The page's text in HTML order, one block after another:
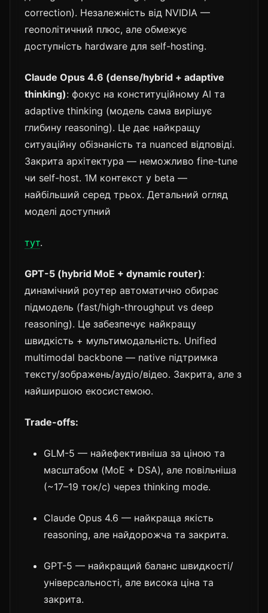
correction). Незалежність від NVIDIA —
геополітичний плюс, але обмежує
доступність hardware для self-hosting.
Claude Opus 4.6 (dense/hybrid + adaptive
thinking): фокус на конституційному AI та
adaptive thinking (модель сама вирішує
глибину reasoning). Це дає найкращу
ситуаційну обізнаність та nuanced відповіді.
Закрита архітектура — неможливо fine-tune
чи self-host. 1M контекст у beta —
найбільший серед трьох. Детальний огляд
моделі доступний
тут.
GPT-5 (hybrid MoE + dynamic router):
динамічний роутер автоматично обирає
підмодель (fast/high-throughput vs deep
reasoning). Це забезпечує найкращу
швидкість + мультимодальність. Unified
multimodal backbone — native підтримка
тексту/зображень/аудіо/відео. Закрита, але з
найширшою екосистемою.
Trade-offs:
GLM-5 — найефективніша за ціною та
масштабом (MoE + DSA), але повільніша
(~17–19 ток/с) через thinking mode.
Claude Opus 4.6 — найкраща якість
reasoning, але найдорожча та закрита.
GPT-5 — найкращий баланс швидкості/
універсальності, але висока ціна та
закрита.